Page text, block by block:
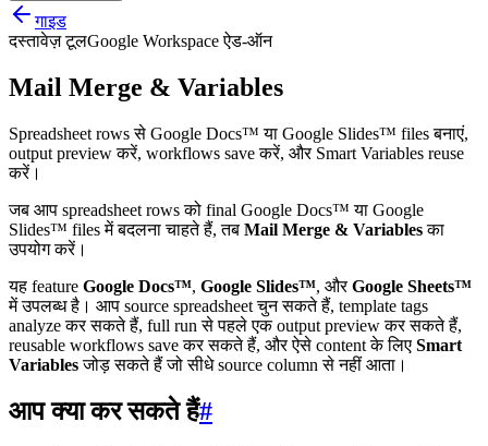
गाइड
दस्तावेज़ टूलGoogle Workspace ऐड-ऑन
Mail Merge & Variables
Spreadsheet rows से Google Docs™ या Google Slides™ files बनाएं,
output preview करें, workflows save करें, और Smart Variables reuse
करें।
जब आप spreadsheet rows को final Google Docs™ या Google
Slides™ files में बदलना चाहते हैं, तब Mail Merge & Variablesका
उपयोग करें।
यह feature Google Docs™, Google Slides™, औरGoogle Sheets™
में उपलब्ध है। आप source spreadsheet चुन सकते हैं, template tags
analyze कर सकते हैं, full run से पहले एक output preview कर सकते हैं,
reusable workflows save कर सकते हैं, और ऐसे content के लिए Smart
Variablesजोड़ सकते हैं जो सीधे source column से नहीं आता।
आप क्या कर सकते हैं#